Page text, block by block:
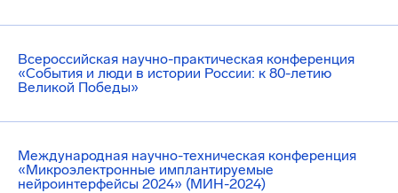
Всероссийская научно-практическая конференция
«События и люди в истории России: к 80-летию
Великой Победы»
Международная научно-техническая конференция
«Микроэлектронные имплантируемые
нейроинтерфейсы 2024» (МИН-2024)